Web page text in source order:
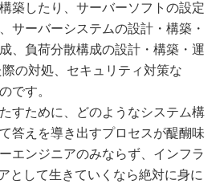
築したり、サーバーソフトの設定
サーバーシステムの設計・構築・
、負荷分散構成の設計・構築・運
の対処、セキュリティ対策な
です。
すために、どのようなシステム構
答えを導き出すプロセスが醍醐味
エンジニアのみならず、インフラ
として生きていくなら絶対に身に